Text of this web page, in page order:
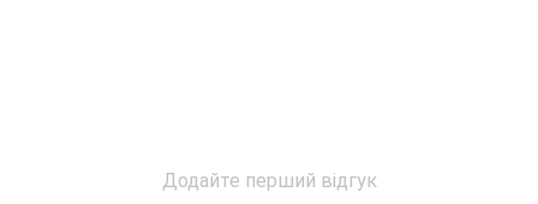
Додайте перший відгук